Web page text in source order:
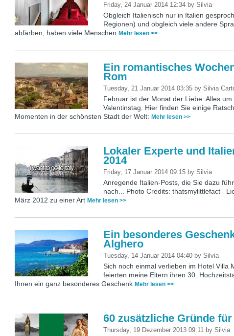
Friday, 24 Januar 2014 12:34 bySilvia
Obgleich Italienisch nur in Italien
Regionen) und obgleich viele andere
abfärben, haben viele Menschen Mehr lesen >>
Ein romantisches
Rom
Tuesday, 21 Januar 2014 03:35 bySilvia
Februar ist der Monat der Liebe: Alles
Valentinstag. Hier finden Sie einige
Momenten in der schönsten Stadt der Welt: Mehr lesen >>
Lokaler Experte und
2014
Friday, 17 Januar 2014 09:15 bySilvia
Anregende Italien-Posts, die Sie dazu
nach... Photo Credits: thatsmylittlefact
März 2012 zu einer Art Mehr lesen >>
Ein besonderes
Alghero
Tuesday, 14 Januar 2014 04:40 bySilvia
Sich noch einmal verlieben im Hotel
feierten meine Eltern ihren 30.
Ihnen ein ganz besonderes Geschenk Mehr lesen >>
60 zusätzliche Gründe
Thursday, 19 Dezember 2013 09:11 bySilvia